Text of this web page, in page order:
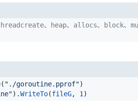
、heap、allocs、block、
( "./goroutine.pprof")
).WriteTo(fileG, 1 )